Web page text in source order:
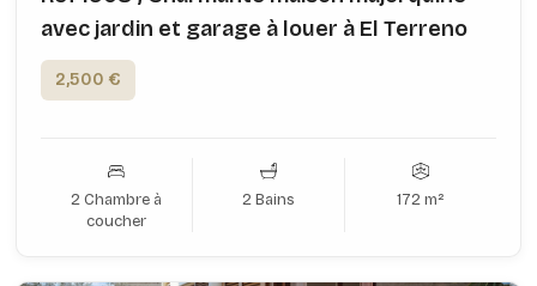
avec jardin et garage à louer à El Terreno
2,500 €
2 Chambre à
coucher
2 Bains 172 m²